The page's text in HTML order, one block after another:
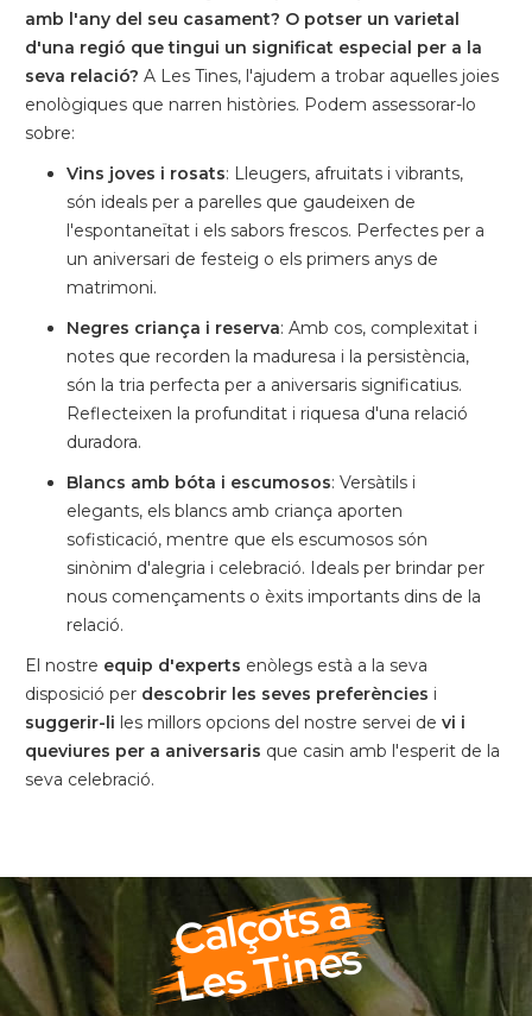
amb l'any del seu casament? O potser un varietal
d'una regió que tingui un significat especial per a la
seva relació? A Les Tines, l'ajudem a trobar aquelles joies
enològiques que narren històries. Podem assessorar-lo
sobre:
Vins joves i rosats: Lleugers, afruitats i vibrants,
són ideals per a parelles que gaudeixen de
l'espontaneïtat i els sabors frescos. Perfectes per a
un aniversari de festeig o els primers anys de
matrimoni.
Negres criança i reserva: Amb cos, complexitat i
notes que recorden la maduresa i la persistència,
són la tria perfecta per a aniversaris significatius.
Reflecteixen la profunditat i riquesa d'una relació
duradora.
Blancs amb bóta i escumosos: Versàtils i
elegants, els blancs amb criança aporten
sofisticació, mentre que els escumosos són
sinònim d'alegria i celebració. Ideals per brindar per
nous començaments o èxits importants dins de la
relació.
El nostre equip d'experts enòlegs està a la seva
disposició per descobrir les seves preferències i
suggerir-li les millors opcions del nostre servei de vi i
queviures per a aniversaris que casin amb l'esperit de la
seva celebració.
Calçots a
Les Tines